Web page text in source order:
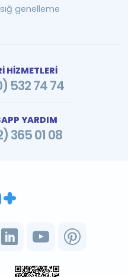
genelleme
HİZMETLERİ
532 74 74
YARDIM
365 01 08